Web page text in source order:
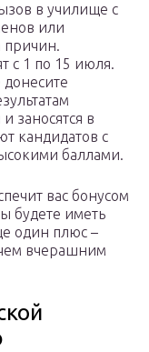
в училище с
или
причин.
с 1 по 15 июля.
заносятся в
кандидатов с
баллами.
вас бонусом
будете иметь
один плюс –
вчерашним